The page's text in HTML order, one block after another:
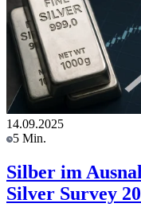
14.09.2025
5 Min.
Silber im
Silver Survey